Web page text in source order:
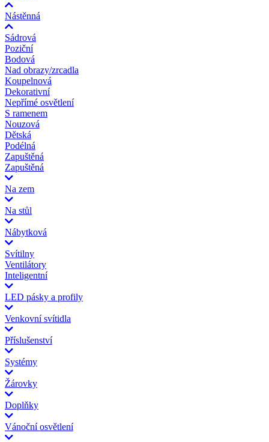
Nástěnná
Sádrová
Poziční
Bodová
Nad obrazy/zrcadla
Koupelnová
Dekorativní
Nepřímé osvětlení
S ramenem
Nouzová
Dětská
Podélná
Zapuštěná
Zapuštěná
Na zem
Na stůl
Nábytková
Svítilny
Ventilátory
Inteligentní
LED pásky a profily
Venkovní svítidla
Příslušenství
Systémy
Žárovky
Doplňky
Vánoční osvětlení